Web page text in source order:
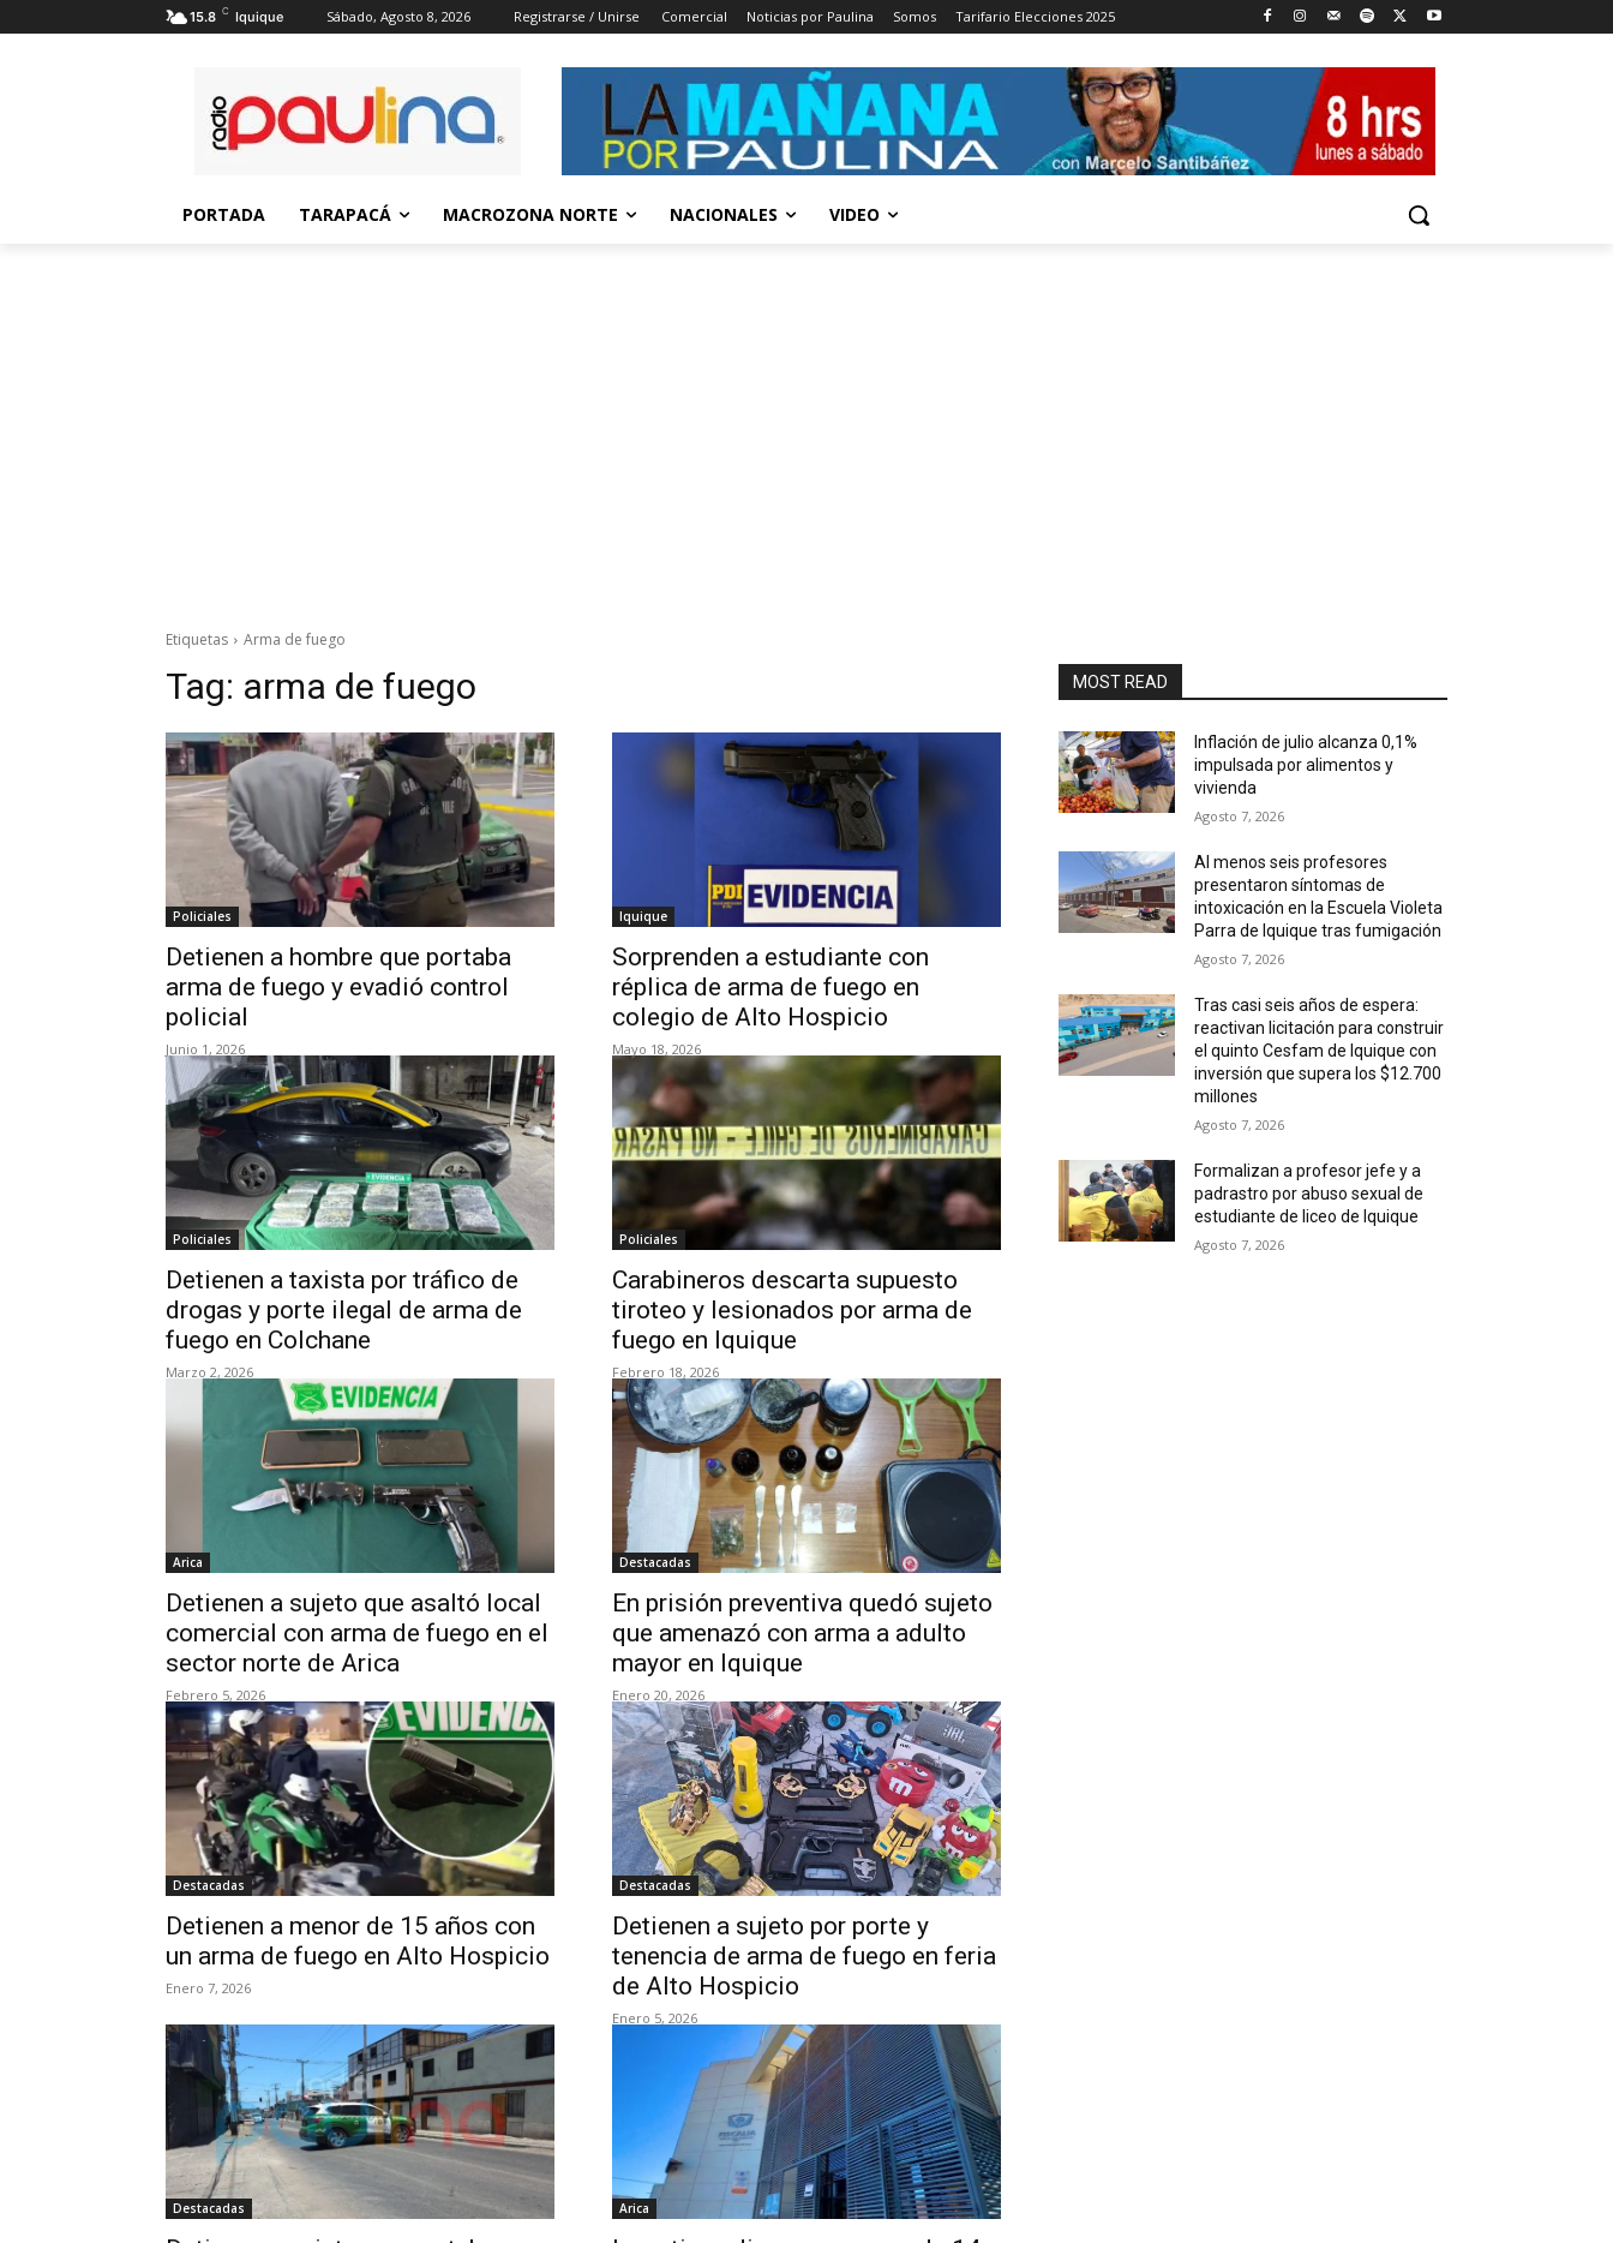
15.8 C Iquique Sábado, Agosto 8, 2026 Registrarse / Unirse Comercial Noticias por Paulina Somos Tarifario Elecciones 2025
PORTADA TARAPACÁ MACROZONA NORTE NACIONALES VIDEO
Etiquetas Arma de fuego
Tag: arma de fuego
Policiales
Detienen a hombre que portaba
arma de fuego y evadió control
policial
Junio 1, 2026
Iquique
Sorprenden a estudiante con
réplica de arma de fuego en
colegio de Alto Hospicio
Mayo 18, 2026
Policiales
Detienen a taxista por tráfico de
drogas y porte ilegal de arma de
fuego en Colchane
Marzo 2, 2026
Policiales
Carabineros descarta supuesto
tiroteo y lesionados por arma de
fuego en Iquique
Febrero 18, 2026
Arica
Detienen a sujeto que asaltó local
comercial con arma de fuego en el
sector norte de Arica
Febrero 5, 2026
Destacadas
En prisión preventiva quedó sujeto
que amenazó con arma a adulto
mayor en Iquique
Enero 20, 2026
Destacadas
Detienen a menor de 15 años con
un arma de fuego en Alto Hospicio
Enero 7, 2026
Destacadas
Detienen a sujeto por porte y
tenencia de arma de fuego en feria
de Alto Hospicio
Enero 5, 2026
Destacadas Arica
MOST READ
Inflación de julio alcanza 0,1%
impulsada por alimentos y
vivienda
Agosto 7, 2026
Al menos seis profesores
presentaron síntomas de
intoxicación en la Escuela Violeta
Parra de Iquique tras fumigación
Agosto 7, 2026
Tras casi seis años de espera:
reactivan licitación para construir
el quinto Cesfam de Iquique con
inversión que supera los $12.700
millones
Agosto 7, 2026
Formalizan a profesor jefe y a
padrastro por abuso sexual de
estudiante de liceo de Iquique
Agosto 7, 2026